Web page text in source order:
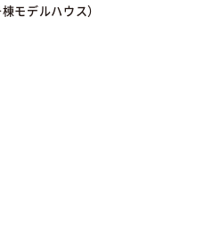
モデルハウス）